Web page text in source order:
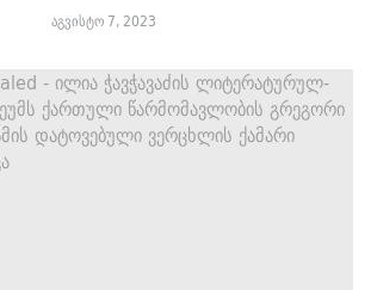
აგვისტო 7, 2023